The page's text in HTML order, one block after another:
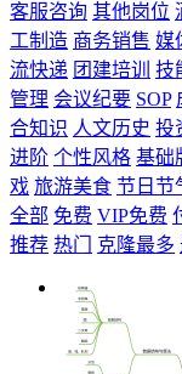
客服咨询 其他岗位
工制造 商务销售 媒
流快递 团建培训 技
管理 会议纪要 SOP
合知识 人文历史 投
进阶 个性风格 基础
戏 旅游美食 节日节
全部 免费 VIP免费
推荐 热门 克隆最多